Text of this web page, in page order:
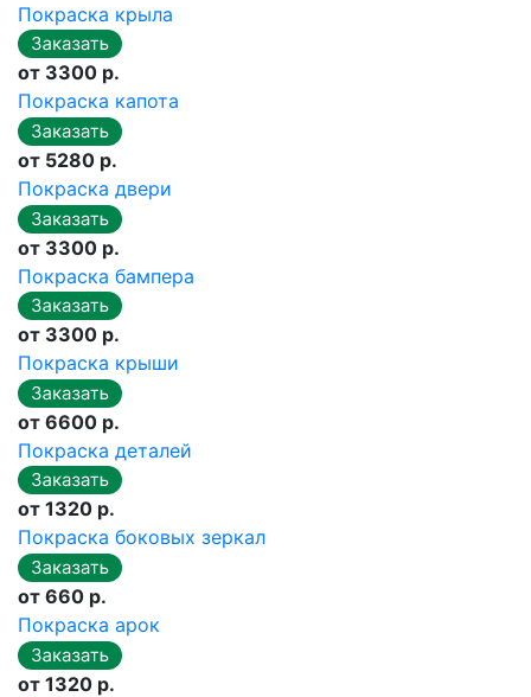
Покраска крыла
от 3300 р.
Покраска капота
от 5280 р.
Покраска двери
от 3300 р.
Покраска бампера
от 3300 р.
Покраска крыши
от 6600 р.
Покраска деталей
от 1320 р.
Покраска боковых зеркал
от 660 р.
Покраска арок
от 1320 р.